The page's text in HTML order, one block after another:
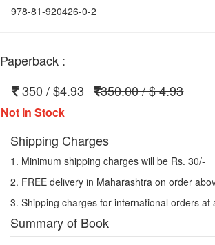
978-81-920426-0-2
Paperback :
350 / $4.93
350.00 / $ 4.93
Not In Stock
Shipping Charges
1. Minimum shipping charges will be Rs. 30/-
2. FREE delivery in Maharashtra on order
3. Shipping charges for international orders at
Summary of Book